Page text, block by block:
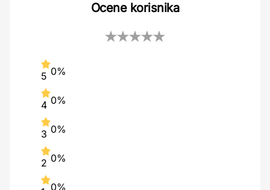
Ocene korisnika
5 0%
4 0%
3 0%
2 0%
0%